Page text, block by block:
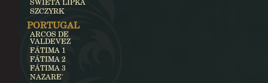
SZCZYRK
PORTUGAL
ARCOS DE
VALDEVEZ
FÁTIMA 1
FÁTIMA 2
FÁTIMA 3
NAZARE'